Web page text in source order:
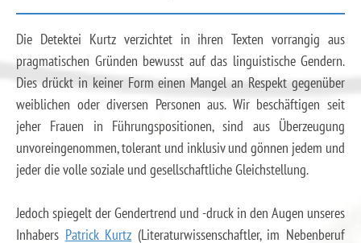
Die Detektei Kurtz verzichtet in ihren Texten vorrangig aus
pragmatischen Gründen bewusst auf das linguistische Gendern.
Dies drückt in keiner Form einen Mangel an Respekt gegenüber
weiblichen oder diversen Personen aus. Wir beschäftigen seit
jeher Frauen in Führungspositionen, sind aus Überzeugung
unvoreingenommen, tolerant und inklusiv und gönnen jedem und
jeder die volle soziale und gesellschaftliche Gleichstellung.
Jedoch spiegelt der Gendertrend und -druck in den Augen unseres
Inhabers Patrick Kurtz (Literaturwissenschaftler, im Nebenberuf